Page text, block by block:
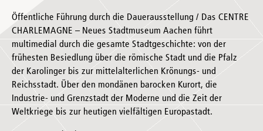
Öffentliche Führung durch die Dauerausstellung / Das CENTRE
CHARLEMAGNE – Neues Stadtmuseum Aachen führt
multimedial durch die gesamte Stadtgeschichte: von der
frühesten Besiedlung über die römische Stadt und die Pfalz
der Karolinger bis zur mittelalterlichen Krönungs- und
Reichsstadt. Über den mondänen barocken Kurort, die
Industrie- und Grenzstadt der Moderne und die Zeit der
Weltkriege bis zur heutigen vielfältigen Europastadt.